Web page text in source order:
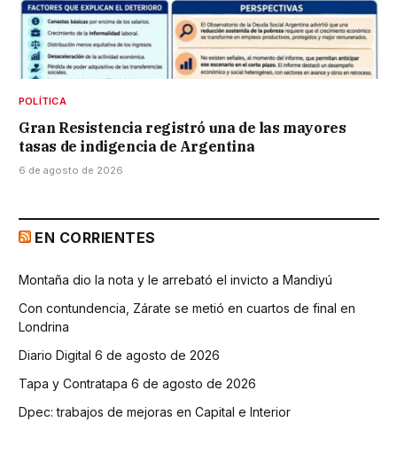
POLÍTICA
Gran Resistencia registró una de las mayores
tasas de indigencia de Argentina
6 de agosto de 2026
EN CORRIENTES
Montaña dio la nota y le arrebató el invicto a Mandiyú
Con contundencia, Zárate se metió en cuartos de final en
Londrina
Diario Digital 6 de agosto de 2026
Tapa y Contratapa 6 de agosto de 2026
Dpec: trabajos de mejoras en Capital e Interior